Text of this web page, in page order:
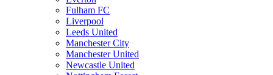
Fulham FC
Liverpool
Leeds United
Manchester City
Manchester United
Newcastle United